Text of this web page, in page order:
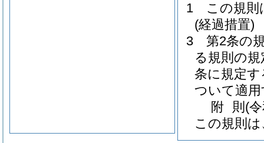
1
この規則
(経過措置)
3
第2条の
る規則の
条に規定
ついて適
附 則 (
この規則